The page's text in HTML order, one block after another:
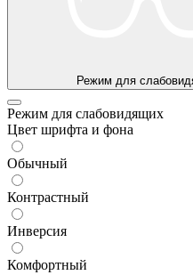
Режим для
Режим для слабовидящих
Цвет шрифта и фона
Обычный
Контрастный
Инверсия
Комфортный